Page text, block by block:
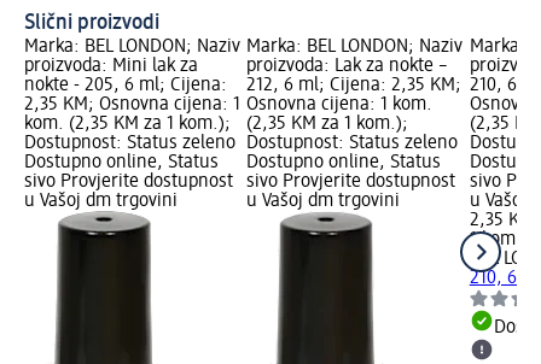
Slični proizvodi
Marka: BEL LONDON; Naziv
proizvoda: Mini lak za
nokte - 205, 6 ml; Cijena:
2,35 KM; Osnovna cijena: 1
kom. (2,35 KM za 1 kom.);
Dostupnost: Status zeleno
Dostupno online, Status
sivo Provjerite dostupnost
u Vašoj dm trgovini
Marka: BEL LONDON; Naziv
proizvoda: Lak za nokte –
212, 6 ml; Cijena: 2,35 KM;
Osnovna cijena: 1 kom.
(2,35 KM za 1 kom.);
Dostupnost: Status zeleno
Dostupno online, Status
sivo Provjerite dostupnost
u Vašoj dm trgovini
Marka:
210, 6
(2,35
sivo
u Vašoj
2,35 KM
1 kom.
BEL
210, 6 ml